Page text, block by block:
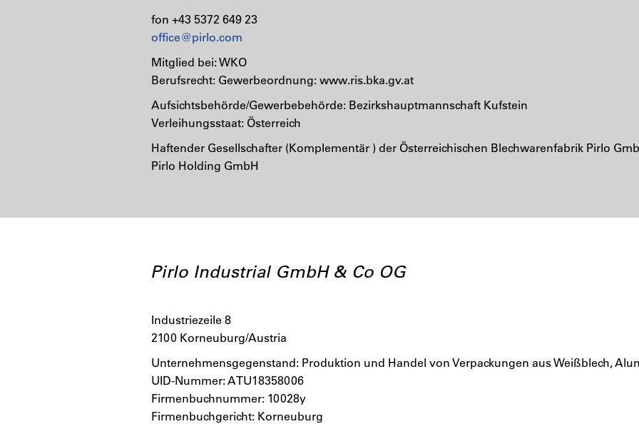
fon +43 5372 649 23
office@pirlo.com
Mitglied bei: WKO
Berufsrecht: Gewerbeordnung: www.ris.bka.gv.at
Aufsichtsbehörde/Gewerbebehörde: Bezirkshauptmannschaft Kufstein
Verleihungsstaat: Österreich
Haftender Gesellschafter (Komplementär ) der Österreichischen Blechwarenfabrik Pirlo
Pirlo Holding GmbH
Pirlo Industrial GmbH & Co OG
Industriezeile 8
2100 Korneuburg/Austria
Unternehmensgegenstand: Produktion und Handel von Verpackungen aus Weißblech,
UID-Nummer: ATU18358006
Firmenbuchnummer: 10028y
Firmenbuchgericht: Korneuburg